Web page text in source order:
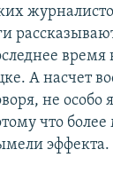
время
А насчет
не особо
что
эффекта.